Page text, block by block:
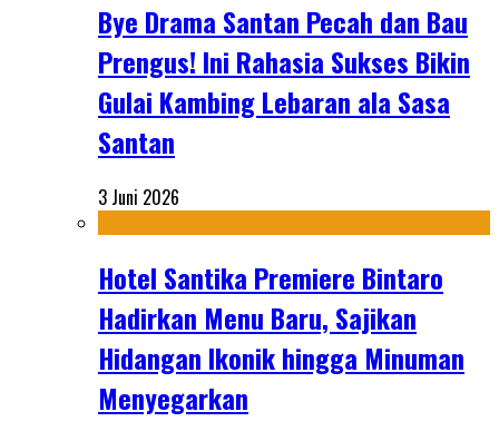
Bye Drama Santan Pecah dan Bau
Prengus! Ini Rahasia Sukses Bikin
Gulai Kambing Lebaran ala Sasa
Santan
3 Juni 2026
Hotel Santika Premiere Bintaro
Hadirkan Menu Baru, Sajikan
Hidangan Ikonik hingga Minuman
Menyegarkan